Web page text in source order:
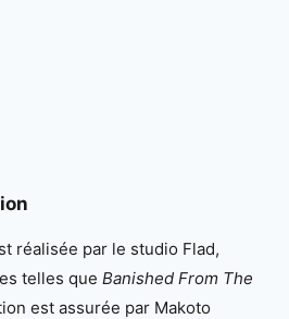
réalisée par le studio Flad,
telles que Banished From The
est assurée par Makoto